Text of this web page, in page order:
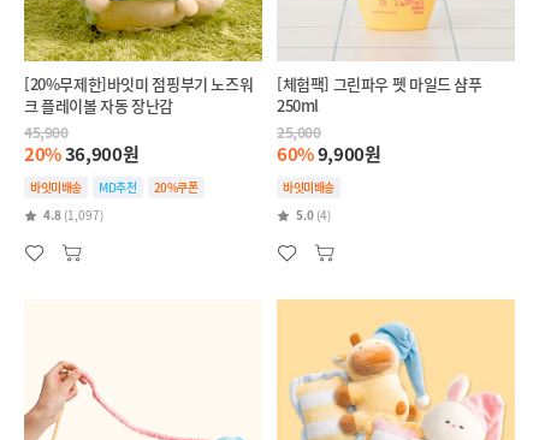
[20%무제한]바잇미 점핑부기 노즈워
크 플레이볼 자동 장난감
45,900
20%36,900원
바잇미배송 MD추천
20%쿠폰
4.8 (1,097)
[체험팩] 그린파우 펫 마일드 샴푸
250ml
25,000
60%9,900원
바잇미배송
5.0 (4)